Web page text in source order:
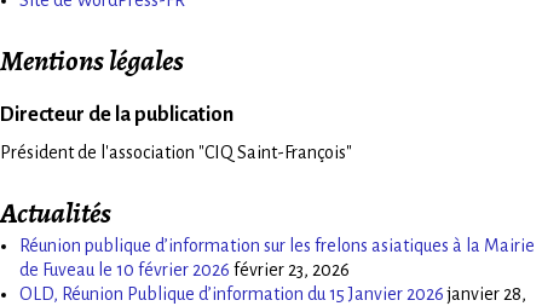
Mentions légales
Directeur de la publication
Président de l'association "CIQ Saint-François"
Actualités
Réunion publique d’information sur les frelons asiatiques à la Mairie
de Fuveau le 10 février 2026 février 23, 2026
OLD, Réunion Publique d’information du 15 Janvier 2026 janvier 28,